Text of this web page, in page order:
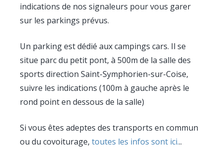
indications de nos signaleurs pour vous garer
sur les parkings prévus.
Un parking est dédié aux campings cars. Il se
situe parc du petit pont, à 500m de la salle des
sports direction Saint-Symphorien-sur-Coise,
suivre les indications (100m à gauche après le
rond point en dessous de la salle)
Si vous êtes adeptes des transports en commun
ou du covoiturage, toutes les infos sont ici...